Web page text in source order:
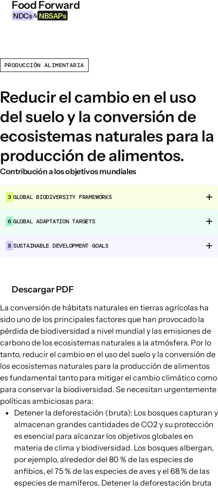
Ir al contenido
Food Forward
NDCs & NBSAPs
INFORMACIÓN
Acerca de esta herramienta
¿Qué son los NDCs?
¿Qué son las NBSAPs?
Por qué actuar sobre la agricultura y los
sistemas alimentarios
ÁREAS DE INTERVENCIÓN ALIMENTARIA
Entorno alimentario
Gobernanza alimentaria
Producción alimentaria
Cadenas de suministro alimentario
Consumo alimentario
Opciones políticas en agricultura y
Conexiones
PRODUCCIÓN ALIMENTARIA
Reducir el cambio en el uso
del suelo y la conversión de
ecosistemas naturales para la
producción de alimentos.
Contribución a los objetivos mundiales
3 GLOBAL BIODIVERSITY FRAMEWORKS
6 GLOBAL ADAPTATION TARGETS
8 SUSTAINABLE DEVELOPMENT GOALS
Descargar PDF
La conversión de hábitats naturales en tierras agrícolas ha
sido uno de los principales factores que han provocado la
pérdida de biodiversidad a nivel mundial y las emisiones de
carbono de los ecosistemas naturales a la atmósfera. Por lo
tanto, reducir el cambio en el uso del suelo y la conversión de
los ecosistemas naturales para la producción de alimentos
es fundamental tanto para mitigar el cambio climático como
para conservar la biodiversidad. Se necesitan urgentemente
políticas ambiciosas para:
Detener la deforestación (bruta): Los bosques capturan y
almacenan grandes cantidades de CO2 y su protección
es esencial para alcanzar los objetivos globales en
materia de clima y biodiversidad. Los bosques albergan,
por ejemplo, alrededor del 80 % de las especies de
anfibios, el 75 % de las especies de aves y el 68 % de las
especies de mamíferos. Detener la deforestación bruta